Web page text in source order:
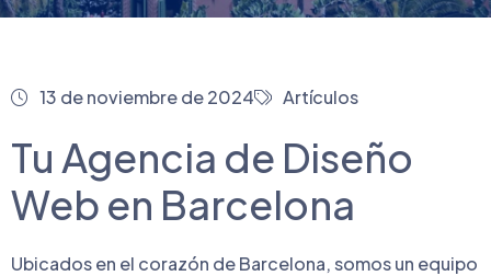
13 de noviembre de 2024 Artículos
Tu Agencia de Diseño
Web en Barcelona
Ubicados en el corazón de Barcelona, somos un equipo